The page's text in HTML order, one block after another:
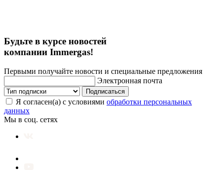
Будьте в курсе новостей
компании Immergas!
Первыми получайте новости и специальные предложения
Электронная почта
Подписаться
Я согласен(а) с условиями обработки персональных
данных
Мы в соц. сетях